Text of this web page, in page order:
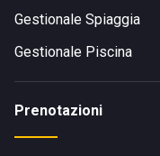
Gestionale Spiaggia
Gestionale Piscina
Prenotazioni